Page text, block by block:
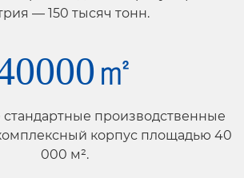
— 150 тысяч тонн.
㎡
производственные
корпус площадью 40
000 м².